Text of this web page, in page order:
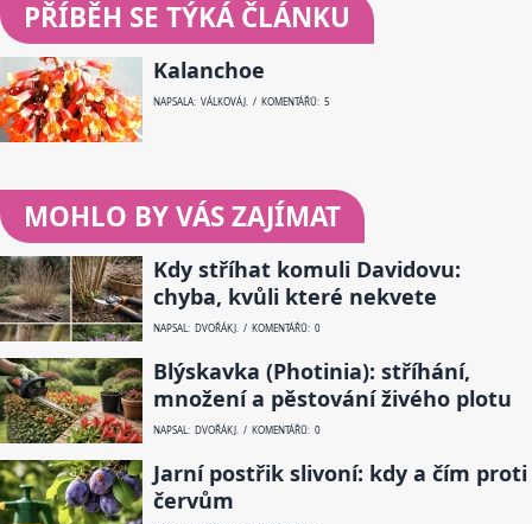
PŘÍBĚH SE TÝKÁ ČLÁNKU
Kalanchoe
NAPSALA: VÁLKOVÁ J. / KOMENTÁŘŮ: 5
MOHLO BY VÁS ZAJÍMAT
Kdy stříhat komuli Davidovu:
chyba, kvůli které nekvete
NAPSAL: DVOŘÁK J. / KOMENTÁŘŮ: 0
Blýskavka (Photinia): stříhání,
množení a pěstování živého plotu
NAPSAL: DVOŘÁK J. / KOMENTÁŘŮ: 0
Jarní postřik slivoní: kdy a čím proti
červům